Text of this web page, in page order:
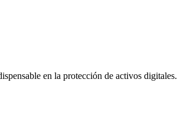
en la protección de activos digitales.